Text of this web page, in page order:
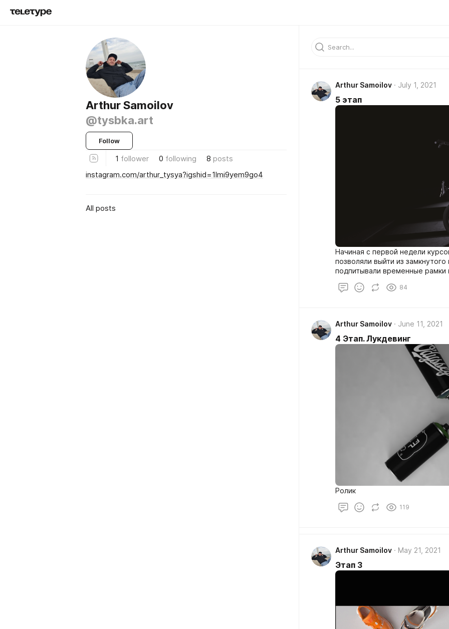
Arthur Samoilov
@tysbka.art
Follow
1 follower 0 following 8 posts
instagram.com/arthur_tysya?igshid=1lmi9yem9go4
All posts
Arthur Samoilov July 1, 2021
5 этап
Начиная с первой недели
позволяли выйти из
подпитывали временные рамки
был убежден в том что такой
вечность, и чем больше
бессмысленным это
немного прогорел с рефами,
советовал бедующим потокам
вы бы хотели научиться...
84
Arthur Samoilov June 11, 2021
4 Этап. Лукдевинг
Ролик
119
Arthur Samoilov May 21, 2021
Этап 3